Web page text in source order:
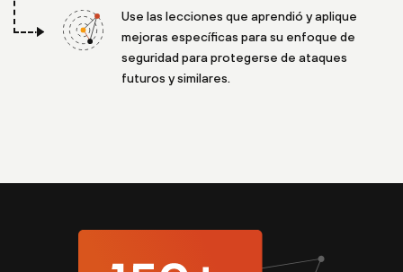
Use las lecciones que aprendió y aplique
mejoras específicas para su enfoque de
seguridad para protegerse de ataques
futuros y similares.